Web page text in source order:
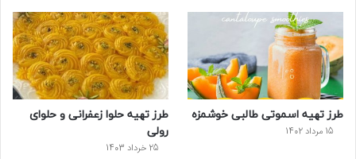
طرز تهیه اسموتی طالبی خوشمزه
15 مرداد 1402
طرز تهیه حلوا زعفرانی و حلوای
رولی
25 خرداد 1403